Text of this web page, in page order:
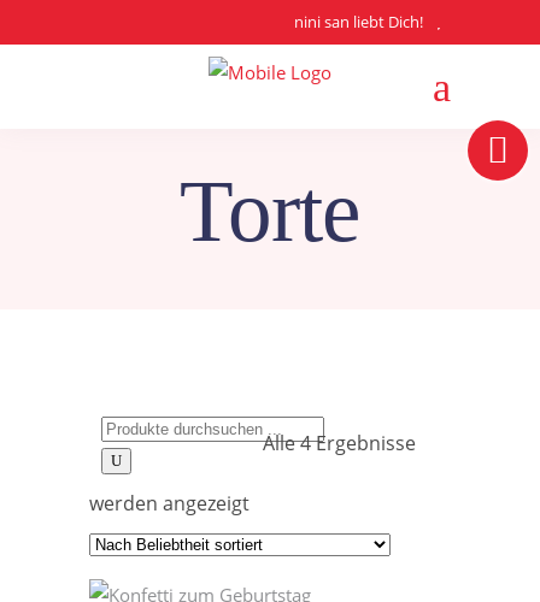
nini san liebt Dich!
Torte
Search
for:
Alle 4 Ergebnisse
werden angezeigtNach
Beliebtheit